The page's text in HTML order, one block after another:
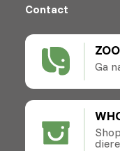
Ga
Contact